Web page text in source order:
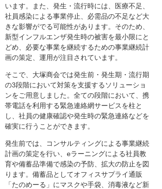
います。また、発生・流行時には、医療不足、
社員感染による事業停止、必需品の不足など大
きな影響がでる可能性があります。そのため、
新型インフルエンザ発生時の被害を最小限にと
どめ、必要な事業を継続するための事業継続計
画の策定、運用が注目されています。
そこで、大塚商会では発生前・発生期・流行期
の3段階において対策を支援するソリューショ
ンをご用意しました。全ての段階において、携
帯電話を利用する緊急連絡網サービスを柱と
し、社員の健康確認や発生時の緊急連絡などを
確実に行うことができます。
発生前では、コンサルティングによる事業継続
計画の策定を行い、eラーニングによる社員教
育や備蓄品準備で感染の予防、拡大の防止を図
ります。備蓄品としてオフィスサプライ通販
「たのめーる」にマスクや手袋、消毒液など新